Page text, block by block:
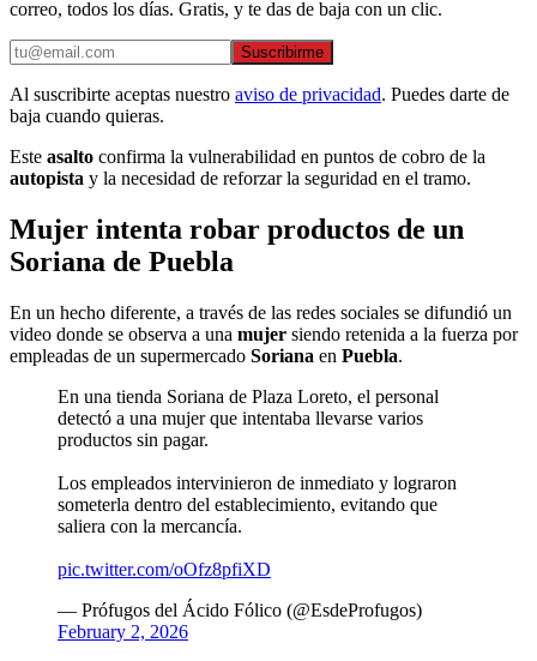
correo, todos los días. Gratis, y te das de baja con un clic.
Suscribirme
Al suscribirte aceptas nuestro aviso de privacidad. Puedes darte de
baja cuando quieras.
Este asalto confirma la vulnerabilidad en puntos de cobro de la
autopista y la necesidad de reforzar la seguridad en el tramo.
Mujer intenta robar productos de un
Soriana de Puebla
En un hecho diferente, a través de las redes sociales se difundió un
video donde se observa a una mujer siendo retenida a la fuerza por
empleadas de un supermercado Soriana en Puebla.
En una tienda Soriana de Plaza Loreto, el personal
detectó a una mujer que intentaba llevarse varios
productos sin pagar.
Los empleados intervinieron de inmediato y lograron
someterla dentro del establecimiento, evitando que
saliera con la mercancía.
pic.twitter.com/oOfz8pfiXD
— Prófugos del Ácido Fólico (@EsdeProfugos)
February 2, 2026